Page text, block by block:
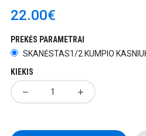
22.00€
PREKĖS PARAMETRAI
SKANĖSTAS1/2 KUMPIO
KIEKIS